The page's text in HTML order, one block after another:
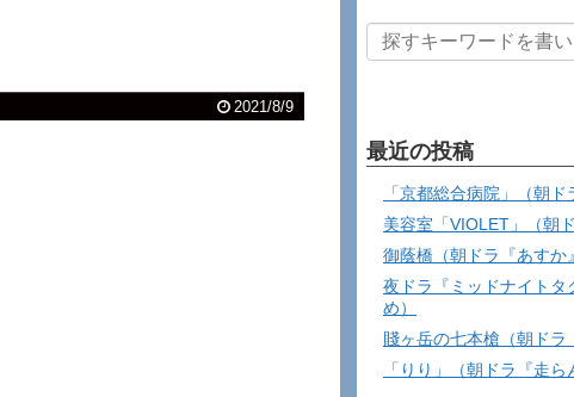
2021/8/9
最近の投稿
「京都総合病院」（朝ド
美容室「VIOLET」（朝
御蔭橋（朝ドラ『あすか
夜ドラ『ミッドナイトタ
め）
賤ヶ岳の七本槍（朝ドラ
「りり」（朝ドラ『走ら